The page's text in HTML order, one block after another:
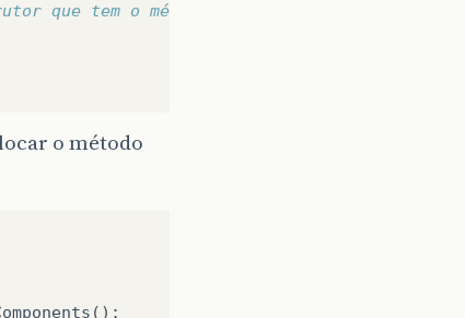
que tem o método initComponents(),
o método
();